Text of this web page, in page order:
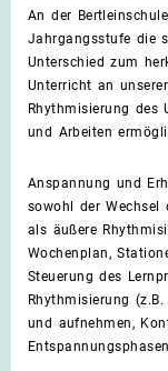
An der
Jahrgangsstufe die
Unterschied zum
Unterricht an
Rhythmisierung des
und Arbeiten
Anspannung und
sowohl der Wechsel
als äußere
Wochenplan,
Steuerung des
Rhythmisierung
und aufnehmen,
Entspannungsphasen